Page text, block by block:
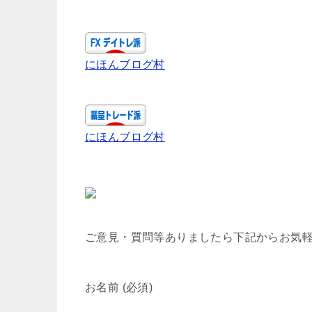
にほんブログ村
にほんブログ村
ご意見・質問等ありましたら下記からお気
お名前 (必須)